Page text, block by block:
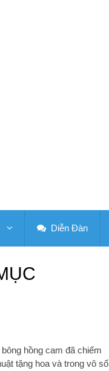
Diễn Đàn
hồng cam đã chiếm
tặng hoa và trong vô số